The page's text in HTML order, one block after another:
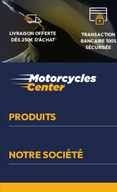
LIVRAISON OFFERTE
DÈS 250€ D'ACHAT
TRANSACTION
BANCAIRE 100%
SÉCURISÉE
PRODUITS
NOTRE SOCIÉTÉ